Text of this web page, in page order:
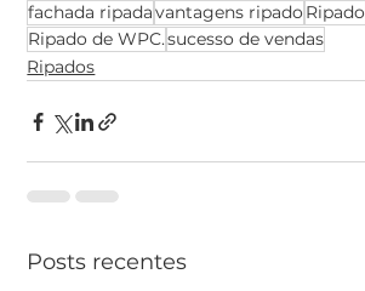
fachada ripadavantagens ripado Ripado
Ripado de WPC.sucesso de vendas
Ripados
Posts recentes